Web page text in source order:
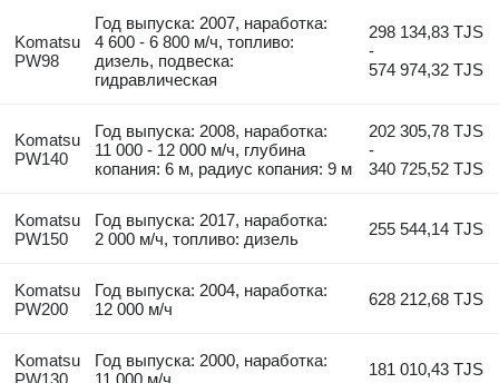
Komatsu
PW98
Год выпуска: 2007, наработка:
4 600 - 6 800 м/ч, топливо:
дизель, подвеска:
гидравлическая
298 134,83 TJS
-
574 974,32 TJS
Komatsu
PW140
Год выпуска: 2008, наработка:
11 000 - 12 000 м/ч, глубина
копания: 6 м, радиус копания: 9 м
202 305,78 TJS
-
340 725,52 TJS
Komatsu
PW150
Год выпуска: 2017, наработка:
2 000 м/ч, топливо: дизель
255 544,14 TJS
Komatsu
PW200
Год выпуска: 2004, наработка:
12 000 м/ч
628 212,68 TJS
Komatsu
PW130
Год выпуска: 2000, наработка:
11 000 м/ч
181 010,43 TJS